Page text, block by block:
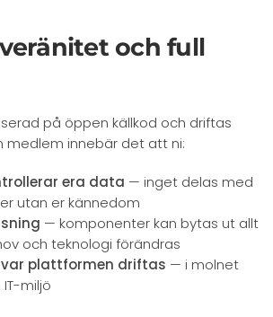
och full
på öppen källkod och driftas
medlem innebär det att ni:
era data — inget delas med
utan er kännedom
— komponenter kan bytas ut allt
och teknologi förändras
plattformen driftas — i molnet
miljö